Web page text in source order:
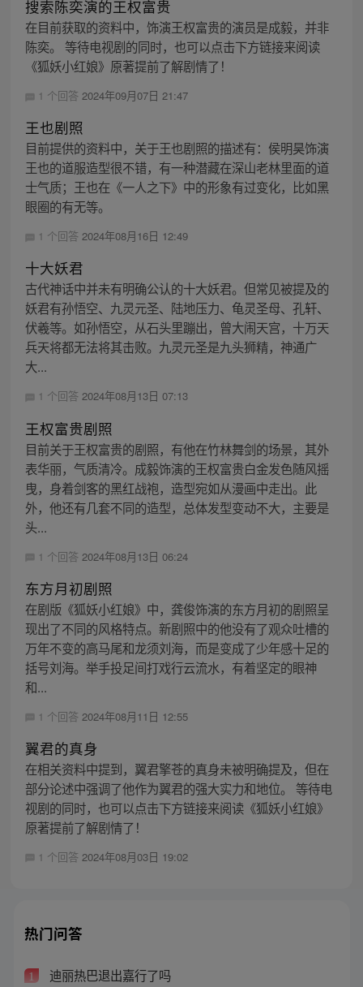
搜索陈奕演的王权富贵
在目前获取的资料中，饰演王权富贵的演员是成毅，并非
陈奕。 等待电视剧的同时，也可以点击下方链接来阅读
《狐妖小红娘》原著提前了解剧情了！
1 个回答 2024年09月07日 21:47
王也剧照
目前提供的资料中，关于王也剧照的描述有：侯明昊饰演
王也的道服造型很不错，有一种潜藏在深山老林里面的道
士气质；王也在《一人之下》中的形象有过变化，比如黑
眼圈的有无等。
1 个回答 2024年08月16日 12:49
十大妖君
古代神话中并未有明确公认的十大妖君。但常见被提及的
妖君有孙悟空、九灵元圣、陆地压力、龟灵圣母、孔轩、
伏羲等。如孙悟空，从石头里蹦出，曾大闹天宫，十万天
兵天将都无法将其击败。九灵元圣是九头狮精，神通广
大...
1 个回答 2024年08月13日 07:13
王权富贵剧照
目前关于王权富贵的剧照，有他在竹林舞剑的场景，其外
表华丽，气质清冷。成毅饰演的王权富贵白金发色随风摇
曳，身着剑客的黑红战袍，造型宛如从漫画中走出。此
外，他还有几套不同的造型，总体发型变动不大，主要是
头...
1 个回答 2024年08月13日 06:24
东方月初剧照
在剧版《狐妖小红娘》中，龚俊饰演的东方月初的剧照呈
现出了不同的风格特点。新剧照中的他没有了观众吐槽的
万年不变的高马尾和龙须刘海，而是变成了少年感十足的
括号刘海。举手投足间打戏行云流水，有着坚定的眼神
和...
1 个回答 2024年08月11日 12:55
翼君的真身
在相关资料中提到，翼君擎苍的真身未被明确提及，但在
部分论述中强调了他作为翼君的强大实力和地位。 等待电
视剧的同时，也可以点击下方链接来阅读《狐妖小红娘》
原著提前了解剧情了！
1 个回答 2024年08月03日 19:02
热门问答
1 迪丽热巴退出嘉行了吗